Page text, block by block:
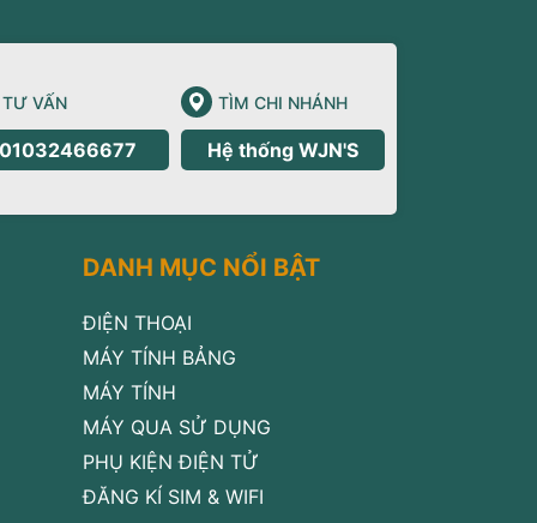
TƯ VẤN
01032466677
TÌM CHI NHÁNH
Hệ thống WJN'S
DANH MỤC NỔI BẬT
ĐIỆN THOẠI
MÁY TÍNH BẢNG
MÁY TÍNH
MÁY QUA SỬ DỤNG
PHỤ KIỆN ĐIỆN TỬ
ĐĂNG KÍ SIM & WIFI